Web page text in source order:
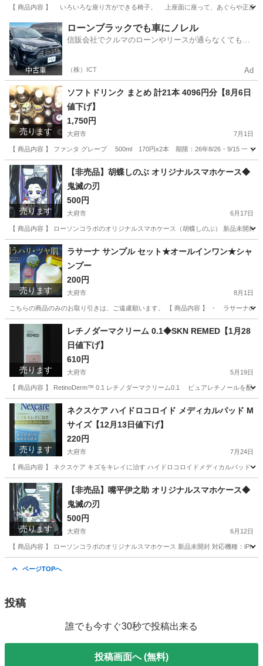
【 商品内容 】 いろいろな座り方ができる椅子。 上座面に座って、あぐらや正
愛知 大府市 椅子 あぐら
ローンブラックでも車にノレル
信販会社でクルマのローンやリースが通らなくてもク
（株）ICT Ad
売ります
ソフトドリンク まとめ 計21本 4096円分【8月6日
値下げ】
1,750円
大府市 7月1日
【 商品内容 】 ファンタ グレープ 500ml 170円x2本 期限：26年8/26・9/15 一（
愛知 大府市 食品
売ります
【非売品】胡蝶しのぶ オリジナルスマホケース◆
鬼滅の刃
500円
大府市 6月17日
【 商品内容 】 ローソンコラボのオリジナルスマホケース（胡蝶しのぶ） 新品未開
愛知 大府市 携帯アクセサリー 鬼滅の刃
売ります
ラサーナ サンプル セット★オールインワン★シャ
ンプー
200円
大府市 8月1日
こちらの商品のみのお取り引きは、ご遠慮願います。 【 商品内容 】 ・ ラサーナ
愛知 大府市 ヘアケア ラサーナ
売ります
レチノダーマクリーム 0.1◆SKN REMED【1月28
日値下げ】
610円
大府市 5月19日
【 商品内容 】 RetinoDerm™ 0.1 レチノダーマクリーム0.1 ピュアレチノールを配
愛知 大府市 スキンケア
売ります
ネクスケア ハイドロコロイド メディカルパッド M
サイズ【12月13日値下げ】
220円
大府市 7月24日
【 商品内容 】 ネクスケア キズをキレイに治す ハイドロコロイドメディカルパッ
愛知 大府市 家庭用品 メディカル
売ります
【非売品】嘴平伊之助 オリジナルスマホケース◆
鬼滅の刃
500円
大府市 6月12日
【 商品内容 】 ローソンコラボのオリジナルスマホケース 新品未開封 対応機種：
ページTOPへ
投稿
誰でも今すぐ30秒で投稿出来る
投稿画面へ (無料)